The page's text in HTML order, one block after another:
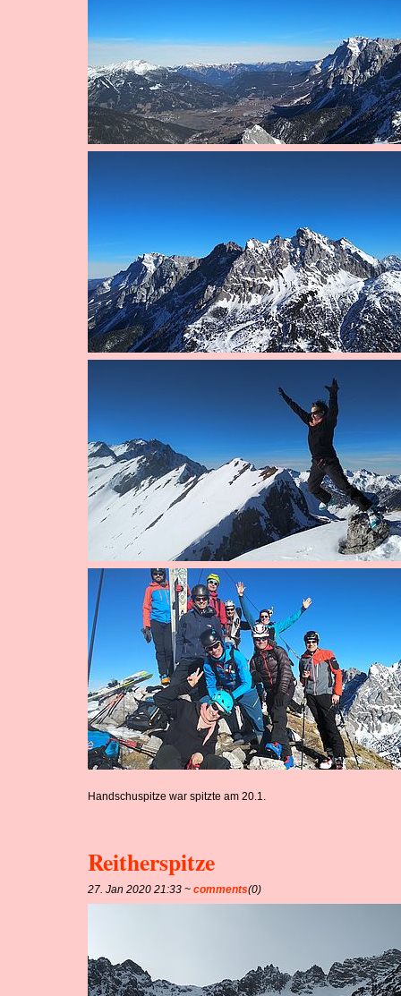
Handschuspitze war spitzte am 20.1.
Reitherspitze
27. Jan 2020 21:33 ~comments(0)